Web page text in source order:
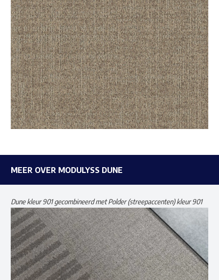
MEER OVER MODULYSS DUNE
Dune kleur 901 gecombineerd met Polder (streepaccenten) kleur 901